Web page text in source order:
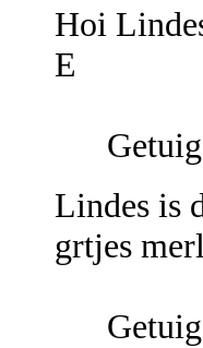
Hoi
E
Lindes is
grtjes